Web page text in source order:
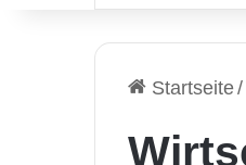
Startseite/